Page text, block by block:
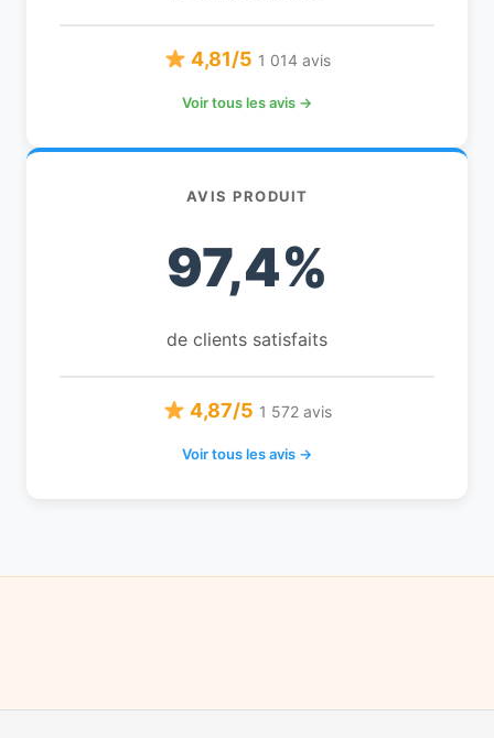
4,81/5 1 014 avis
Voir tous les avis →
AVIS PRODUIT
97,4%
de clients satisfaits
4,87/5 1 572 avis
Voir tous les avis →